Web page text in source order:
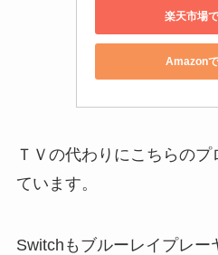
楽天市場
Amazon
ＴＶの代わりにこちらの
ています。
Switchもブルーレイプレー